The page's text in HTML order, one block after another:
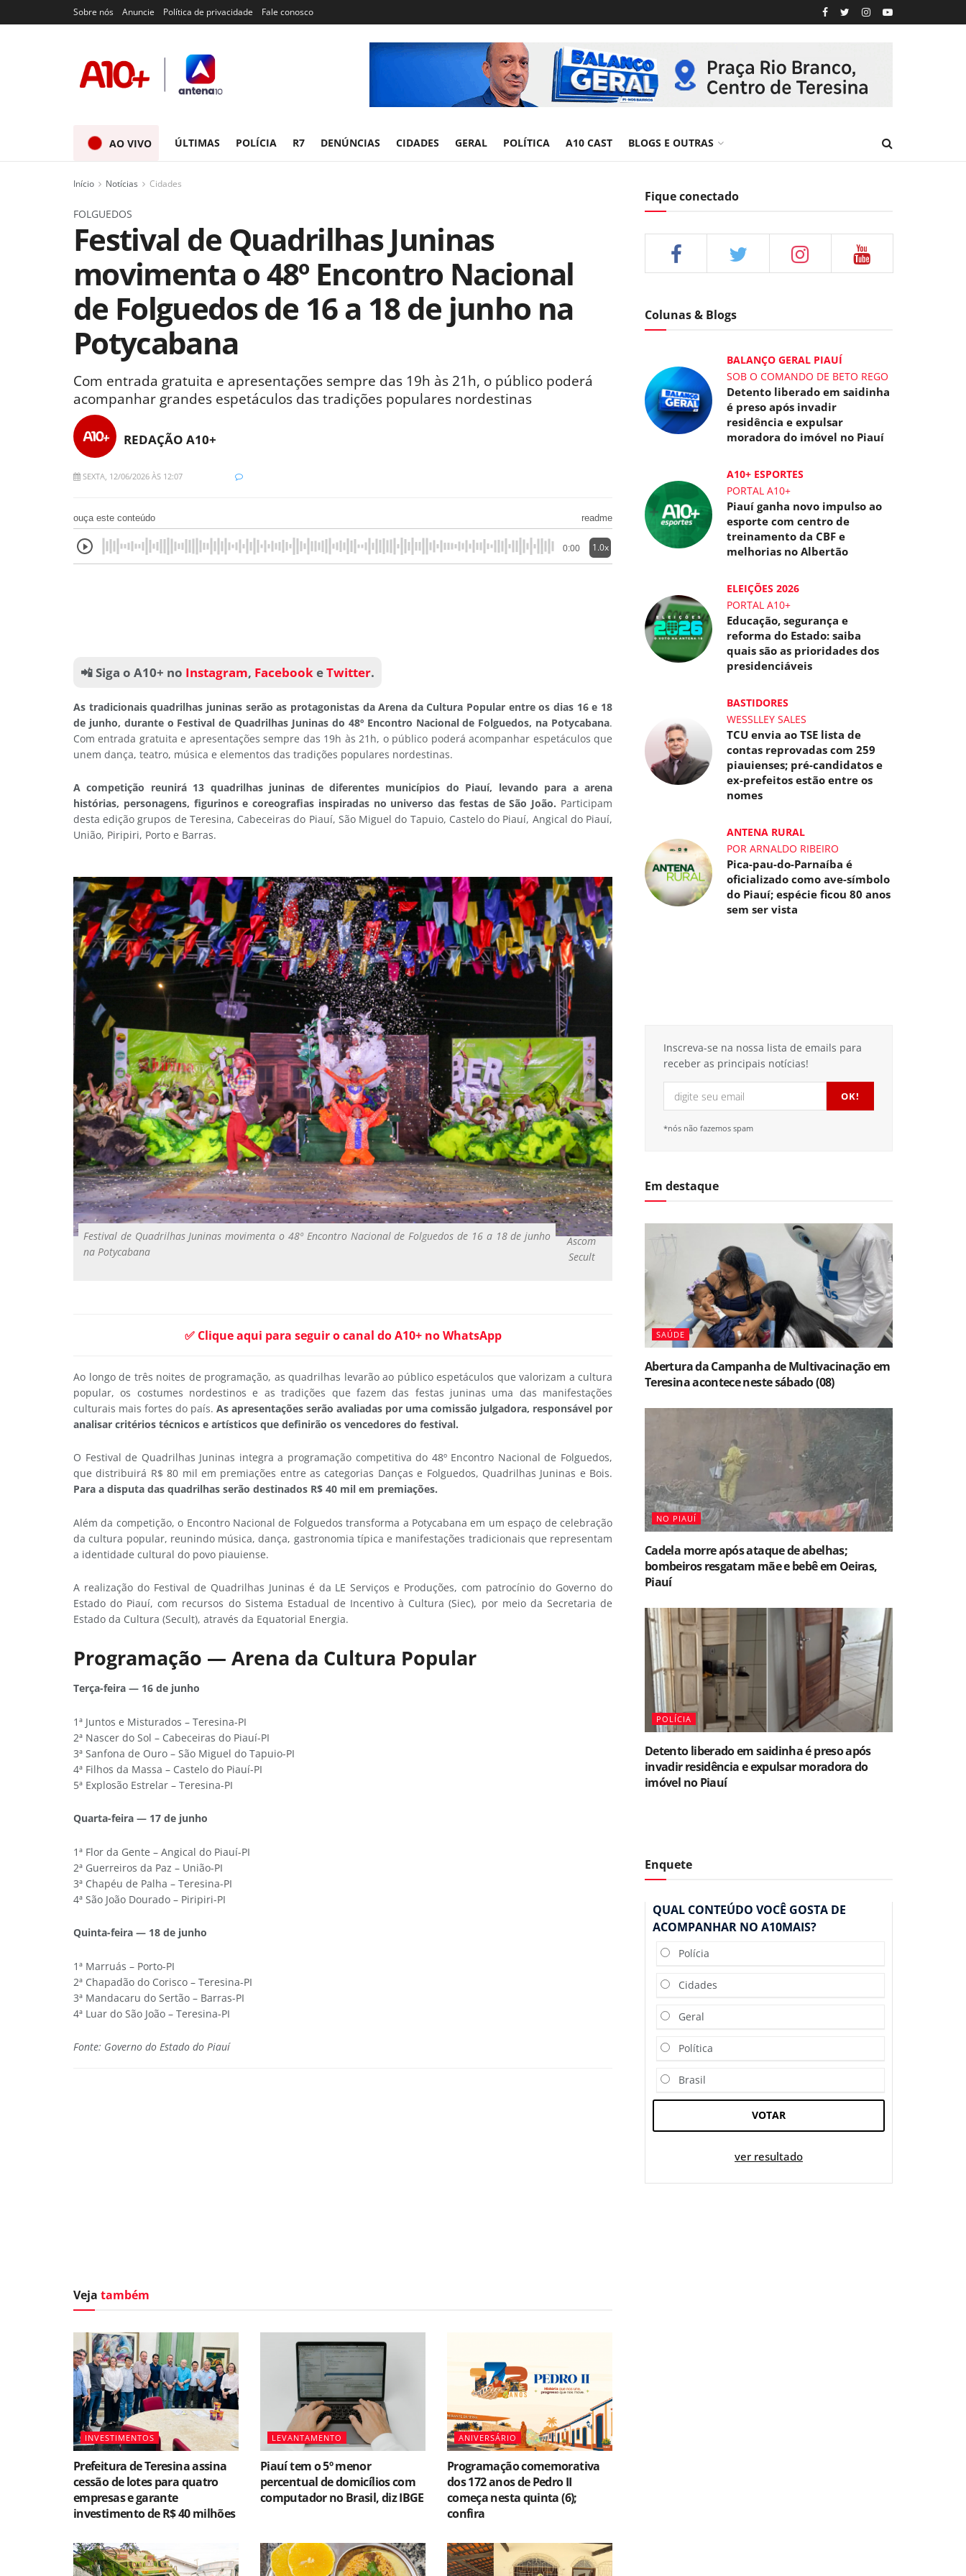
Sobre nós Anuncie Política de privacidade Fale conosco
AO VIVO ÚLTIMAS POLÍCIA R7 DENÚNCIAS CIDADES GERAL POLÍTICA A10 CAST BLOGS E OUTRAS
Início Notícias Cidades
FOLGUEDOS
Festival de Quadrilhas Juninas
movimenta o 48º Encontro Nacional
de Folguedos de 16 a 18 de junho na
Potycabana
Com entrada gratuita e apresentações sempre das 19h às 21h, o público poderá
acompanhar grandes espetáculos das tradições populares nordestinas
REDAÇÃO A10+
SEXTA, 12/06/2026 ÀS 12:07
ouça este conteúdo readme
0:00 1.0x
📲 Siga o A10+ no Instagram, FacebookeTwitter.
As tradicionais quadrilhas juninas serão as protagonistas da Arena da Cultura Popular entre os dias 16 e 18
de junho, durante o Festival de Quadrilhas Juninas do 48º Encontro Nacional de Folguedos, na Potycabana.
Com entrada gratuita e apresentações sempre das 19h às 21h, o público poderá acompanhar espetáculos que
unem dança, teatro, música e elementos das tradições populares nordestinas.
A competição reunirá 13 quadrilhas juninas de diferentes municípios do Piauí, levando para a arena
histórias, personagens, figurinos e coreografias inspiradas no universo das festas de São João. Participam
desta edição grupos de Teresina, Cabeceiras do Piauí, São Miguel do Tapuio, Castelo do Piauí, Angical do Piauí,
União, Piripiri, Porto e Barras.
Festival de Quadrilhas Juninas movimenta o 48º Encontro Nacional de Folguedos de 16 a 18 de junho
na Potycabana
Ascom
Secult
✅ Clique aqui para seguir o canal do A10+ no WhatsApp
Ao longo de três noites de programação, as quadrilhas levarão ao público espetáculos que valorizam a cultura
popular, os costumes nordestinos e as tradições que fazem das festas juninas uma das manifestações
culturais mais fortes do país. As apresentações serão avaliadas por uma comissão julgadora, responsável por
analisar critérios técnicos e artísticos que definirão os vencedores do festival.
O Festival de Quadrilhas Juninas integra a programação competitiva do 48º Encontro Nacional de Folguedos,
que distribuirá R$ 80 mil em premiações entre as categorias Danças e Folguedos, Quadrilhas Juninas e Bois.
Para a disputa das quadrilhas serão destinados R$ 40 mil em premiações.
Além da competição, o Encontro Nacional de Folguedos transforma a Potycabana em um espaço de celebração
da cultura popular, reunindo música, dança, gastronomia típica e manifestações tradicionais que representam
a identidade cultural do povo piauiense.
A realização do Festival de Quadrilhas Juninas é da LE Serviços e Produções, com patrocínio do Governo do
Estado do Piauí, com recursos do Sistema Estadual de Incentivo à Cultura (Siec), por meio da Secretaria de
Estado da Cultura (Secult), através da Equatorial Energia.
Programação — Arena da Cultura Popular
Terça-feira — 16 de junho
1ª Juntos e Misturados – Teresina-PI
2ª Nascer do Sol – Cabeceiras do Piauí-PI
3ª Sanfona de Ouro – São Miguel do Tapuio-PI
4ª Filhos da Massa – Castelo do Piauí-PI
5ª Explosão Estrelar – Teresina-PI
Quarta-feira — 17 de junho
1ª Flor da Gente – Angical do Piauí-PI
2ª Guerreiros da Paz – União-PI
3ª Chapéu de Palha – Teresina-PI
4ª São João Dourado – Piripiri-PI
Quinta-feira — 18 de junho
1ª Marruás – Porto-PI
2ª Chapadão do Corisco – Teresina-PI
3ª Mandacaru do Sertão – Barras-PI
4ª Luar do São João – Teresina-PI
Fonte: Governo do Estado do Piauí
Veja também
INVESTIMENTOS
Prefeitura de Teresina assina
cessão de lotes para quatro
empresas e garante
investimento de R$ 40 milhões
LEVANTAMENTO
Piauí tem o 5º menor
percentual de domicílios com
computador no Brasil, diz IBGE
ANIVERSÁRIO
Programação comemorativa
dos 172 anos de Pedro II
começa nesta quinta (6);
confira
Fique conectado
Colunas & Blogs
BALANÇO GERAL PIAUÍ
SOB O COMANDO DE BETO REGO
Detento liberado em saidinha
é preso após invadir
residência e expulsar
moradora do imóvel no Piauí
A10+ ESPORTES
PORTAL A10+
Piauí ganha novo impulso ao
esporte com centro de
treinamento da CBF e
melhorias no Albertão
ELEIÇÕES 2026
PORTAL A10+
Educação, segurança e
reforma do Estado: saiba
quais são as prioridades dos
presidenciáveis
BASTIDORES
WESSLLEY SALES
TCU envia ao TSE lista de
contas reprovadas com 259
piauienses; pré-candidatos e
ex-prefeitos estão entre os
nomes
ANTENA RURAL
POR ARNALDO RIBEIRO
Pica-pau-do-Parnaíba é
oficializado como ave-símbolo
do Piauí; espécie ficou 80 anos
sem ser vista
Inscreva-se na nossa lista de emails para
receber as principais notícias!
*nós não fazemos spam
Em destaque
SAÚDE
Abertura da Campanha de Multivacinação em
Teresina acontece neste sábado (08)
NO PIAUÍ
Cadela morre após ataque de abelhas;
bombeiros resgatam mãe e bebê em Oeiras,
Piauí
POLÍCIA
Detento liberado em saidinha é preso após
invadir residência e expulsar moradora do
imóvel no Piauí
Enquete
QUAL CONTEÚDO VOCÊ GOSTA DE
ACOMPANHAR NO A10MAIS?
Polícia
Cidades
Geral
Política
Brasil
VOTAR
ver resultado